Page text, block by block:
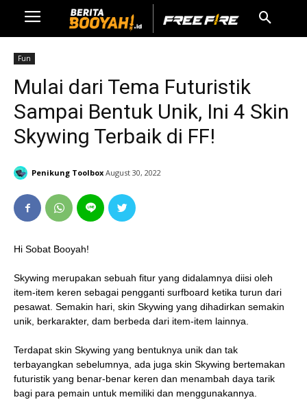
Fun
Mulai dari Tema Futuristik
Sampai Bentuk Unik, Ini 4 Skin
Skywing Terbaik di FF!
Penikung Toolbox August 30, 2022
Hi Sobat Booyah!
Skywing merupakan sebuah fitur yang didalamnya diisi oleh
item-item keren sebagai pengganti surfboard ketika turun dari
pesawat. Semakin hari, skin Skywing yang dihadirkan semakin
unik, berkarakter, dam berbeda dari item-item lainnya.
Terdapat skin Skywing yang bentuknya unik dan tak
terbayangkan sebelumnya, ada juga skin Skywing bertemakan
futuristik yang benar-benar keren dan menambah daya tarik
bagi para pemain untuk memiliki dan menggunakannya.